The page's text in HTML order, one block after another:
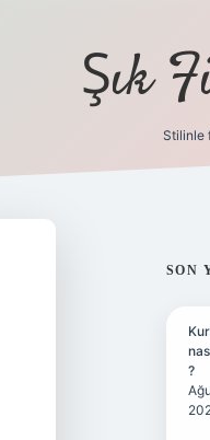
Şık
Stilinle
SON
?